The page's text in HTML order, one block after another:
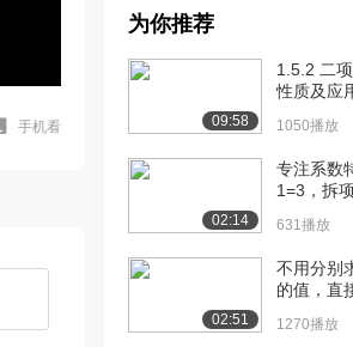
手机看
[8] 茎叶图
27.3万播放
[9] 箱线图
24.5万播放
[11] 统计：集中趋势
[12] 统计：样本和总体
为你推荐
09:58
1.5.2 二
性质及应
1050播放
02:14
专注系数
1=3，拆
631播放
02:51
不用分别
的值，直
1270播放